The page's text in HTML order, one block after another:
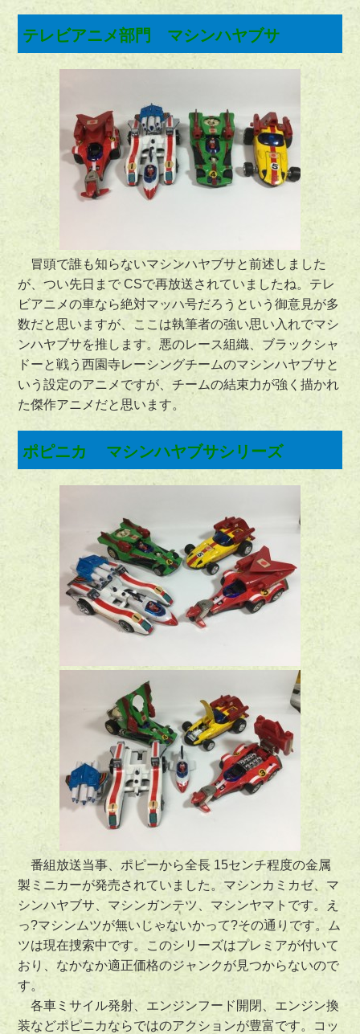
テレビアニメ部門 マシンハヤブサ
冒頭で誰も知らないマシンハヤブサと前述しました
が、つい先日まで CSで再放送されていましたね。テレ
ビアニメの車なら絶対マッハ号だろうという御意見が多
数だと思いますが、ここは執筆者の強い思い入れでマシ
ンハヤブサを推します。悪のレース組織、ブラックシャ
ドーと戦う西園寺レーシングチームのマシンハヤブサと
いう設定のアニメですが、チームの結束力が強く描かれ
た傑作アニメだと思います。
ポピニカ マシンハヤブサシリーズ
番組放送当事、ポピーから全長 15センチ程度の金属
製ミニカーが発売されていました。マシンカミカゼ、マ
シンハヤブサ、マシンガンテツ、マシンヤマトです。え
っ?マシンムツが無いじゃないかって?その通りです。ム
ツは現在捜索中です。このシリーズはプレミアが付いて
おり、なかなか適正価格のジャンクが見つからないので
す。
各車ミサイル発射、エンジンフード開閉、エンジン換
装などポピニカならではのアクションが豊富です。コッ